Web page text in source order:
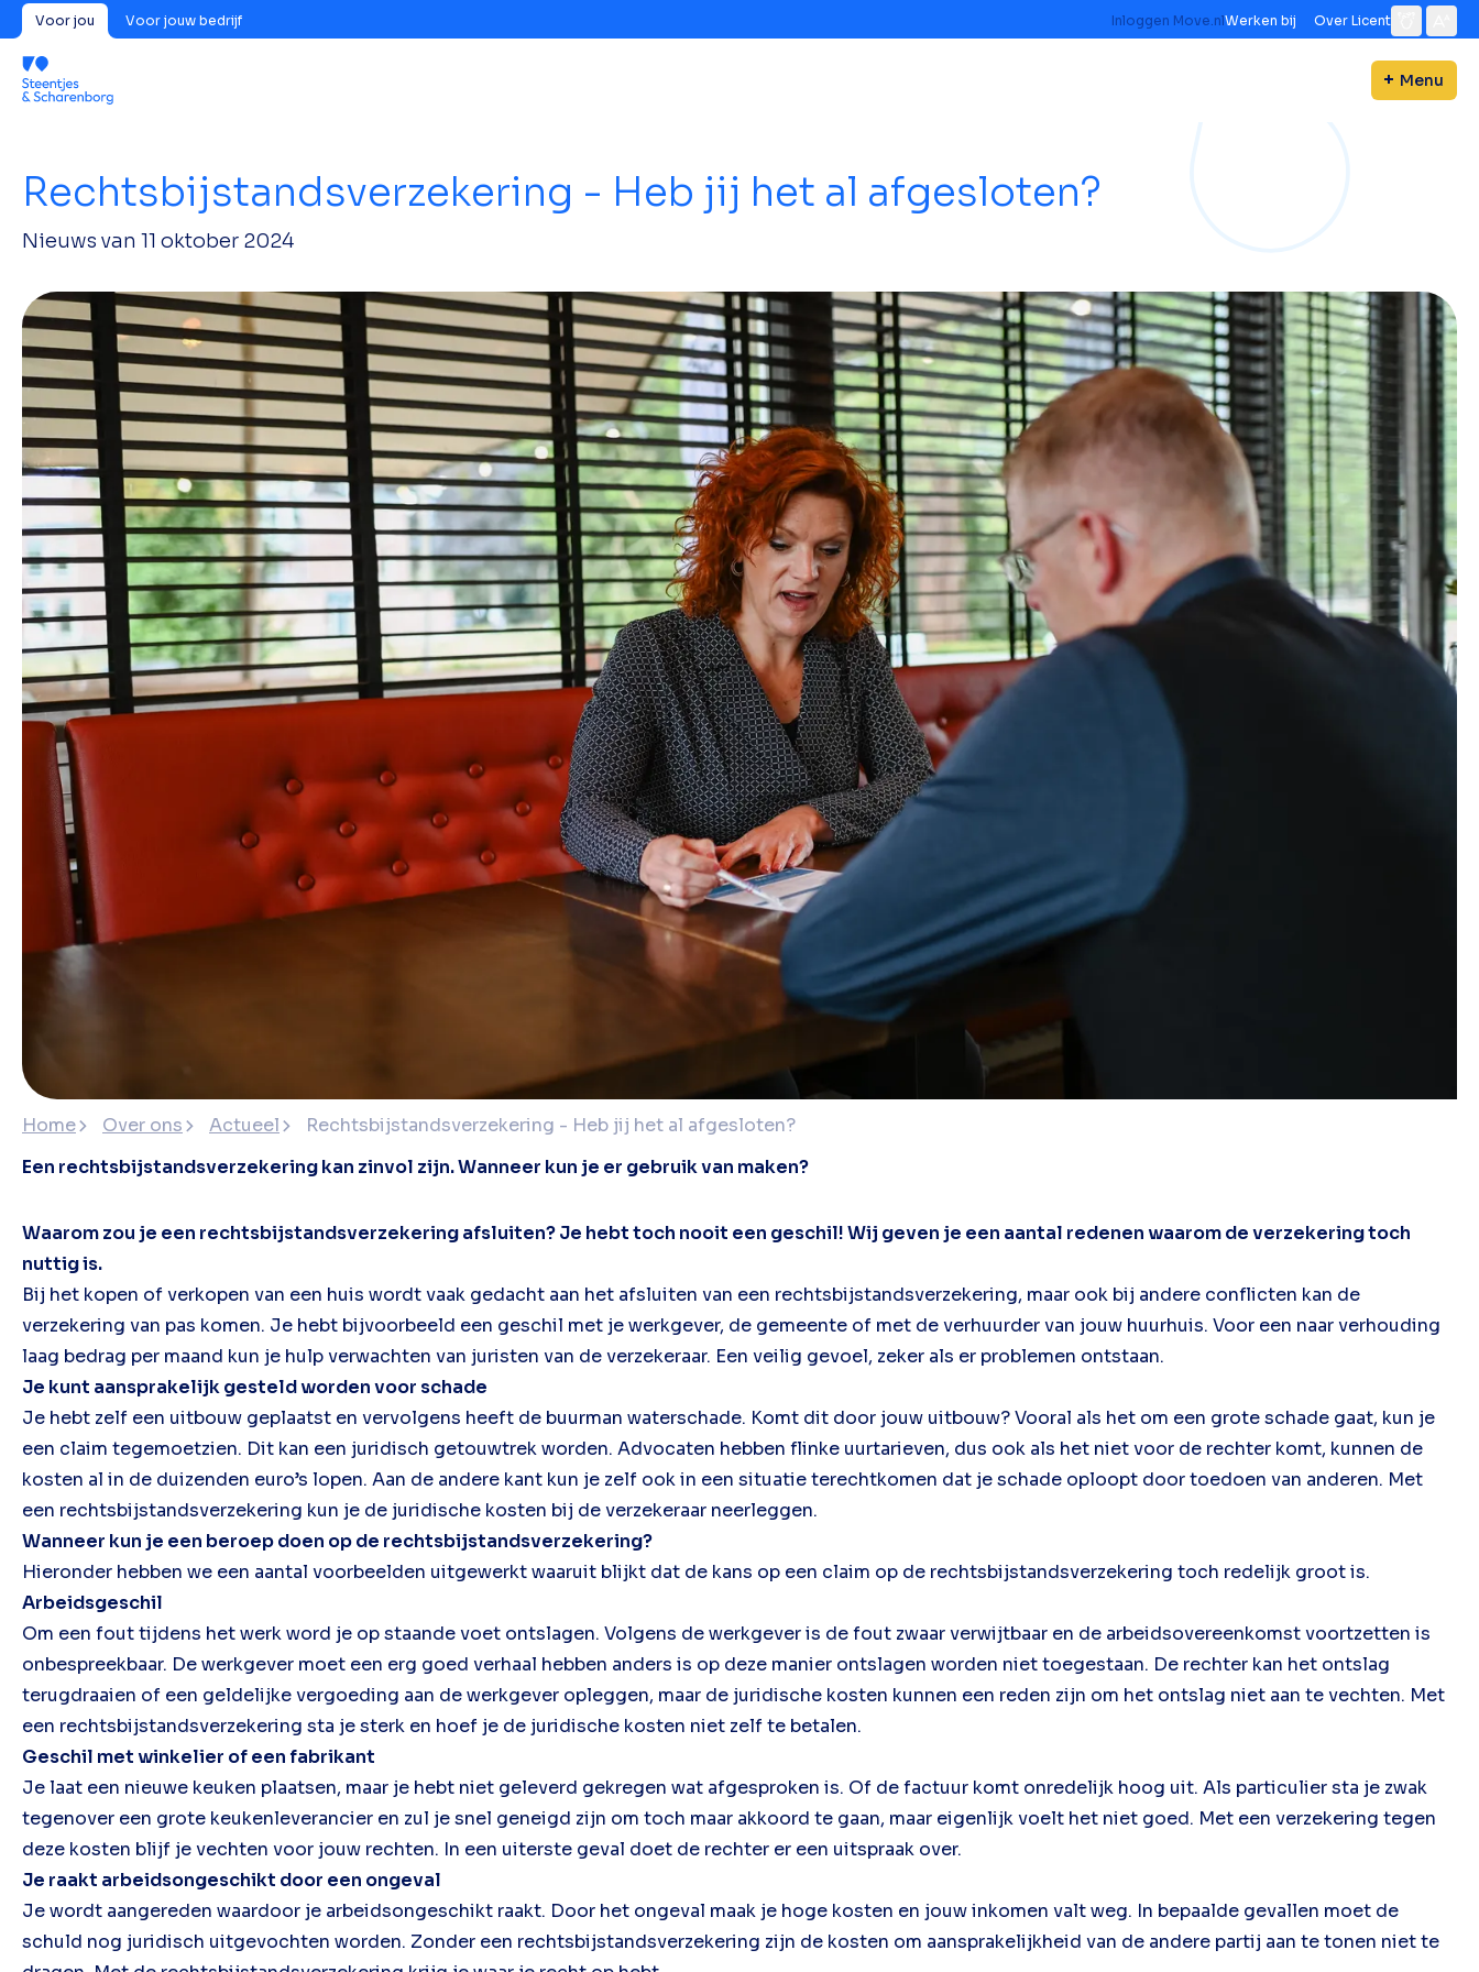
Voor jou Voor jouw bedrijf Inloggen Move.nlWerken bij Over Licent
Menu
Rechtsbijstandsverzekering - Heb jij het al afgesloten?
Nieuws van 11 oktober 2024
Home Over ons Actueel
Rechtsbijstandsverzekering - Heb jij het al afgesloten?
Een rechtsbijstandsverzekering kan zinvol zijn. Wanneer kun je er gebruik van maken?
Waarom zou je een rechtsbijstandsverzekering afsluiten? Je hebt toch nooit een geschil! Wij geven je een aantal redenen waarom de verzekering toch
nuttig is.
Bij het kopen of verkopen van een huis wordt vaak gedacht aan het afsluiten van een rechtsbijstandsverzekering, maar ook bij andere conflicten kan de
verzekering van pas komen. Je hebt bijvoorbeeld een geschil met je werkgever, de gemeente of met de verhuurder van jouw huurhuis. Voor een naar verhouding
laag bedrag per maand kun je hulp verwachten van juristen van de verzekeraar. Een veilig gevoel, zeker als er problemen ontstaan.
Je kunt aansprakelijk gesteld worden voor schade
Je hebt zelf een uitbouw geplaatst en vervolgens heeft de buurman waterschade. Komt dit door jouw uitbouw? Vooral als het om een grote schade gaat, kun je
een claim tegemoetzien. Dit kan een juridisch getouwtrek worden. Advocaten hebben flinke uurtarieven, dus ook als het niet voor de rechter komt, kunnen de
kosten al in de duizenden euro’s lopen. Aan de andere kant kun je zelf ook in een situatie terechtkomen dat je schade oploopt door toedoen van anderen. Met
een rechtsbijstandsverzekering kun je de juridische kosten bij de verzekeraar neerleggen.
Wanneer kun je een beroep doen op de rechtsbijstandsverzekering?
Hieronder hebben we een aantal voorbeelden uitgewerkt waaruit blijkt dat de kans op een claim op de rechtsbijstandsverzekering toch redelijk groot is.
Arbeidsgeschil
Om een fout tijdens het werk word je op staande voet ontslagen. Volgens de werkgever is de fout zwaar verwijtbaar en de arbeidsovereenkomst voortzetten is
onbespreekbaar. De werkgever moet een erg goed verhaal hebben anders is op deze manier ontslagen worden niet toegestaan. De rechter kan het ontslag
terugdraaien of een geldelijke vergoeding aan de werkgever opleggen, maar de juridische kosten kunnen een reden zijn om het ontslag niet aan te vechten. Met
een rechtsbijstandsverzekering sta je sterk en hoef je de juridische kosten niet zelf te betalen.
Geschil met winkelier of een fabrikant
Je laat een nieuwe keuken plaatsen, maar je hebt niet geleverd gekregen wat afgesproken is. Of de factuur komt onredelijk hoog uit. Als particulier sta je zwak
tegenover een grote keukenleverancier en zul je snel geneigd zijn om toch maar akkoord te gaan, maar eigenlijk voelt het niet goed. Met een verzekering tegen
deze kosten blijf je vechten voor jouw rechten. In een uiterste geval doet de rechter er een uitspraak over.
Je raakt arbeidsongeschikt door een ongeval
Je wordt aangereden waardoor je arbeidsongeschikt raakt. Door het ongeval maak je hoge kosten en jouw inkomen valt weg. In bepaalde gevallen moet de
schuld nog juridisch uitgevochten worden. Zonder een rechtsbijstandsverzekering zijn de kosten om aansprakelijkheid van de andere partij aan te tonen niet te